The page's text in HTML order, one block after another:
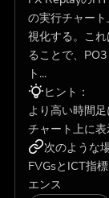
の実行チャー
視化する。こ
ることで、
ト...
ヒント：
より高い時間
チャート上に
次のような
FVGsとICT指
エンス